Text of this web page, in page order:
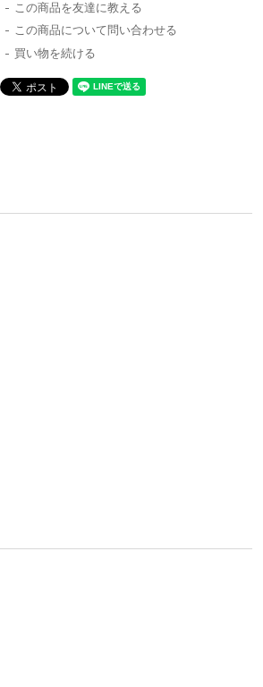
この商品を友達に教える
この商品について問い合わせる
買い物を続ける